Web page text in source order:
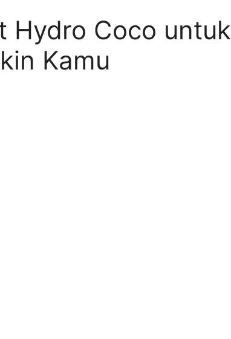
Hydro Coco untuk
Kamu